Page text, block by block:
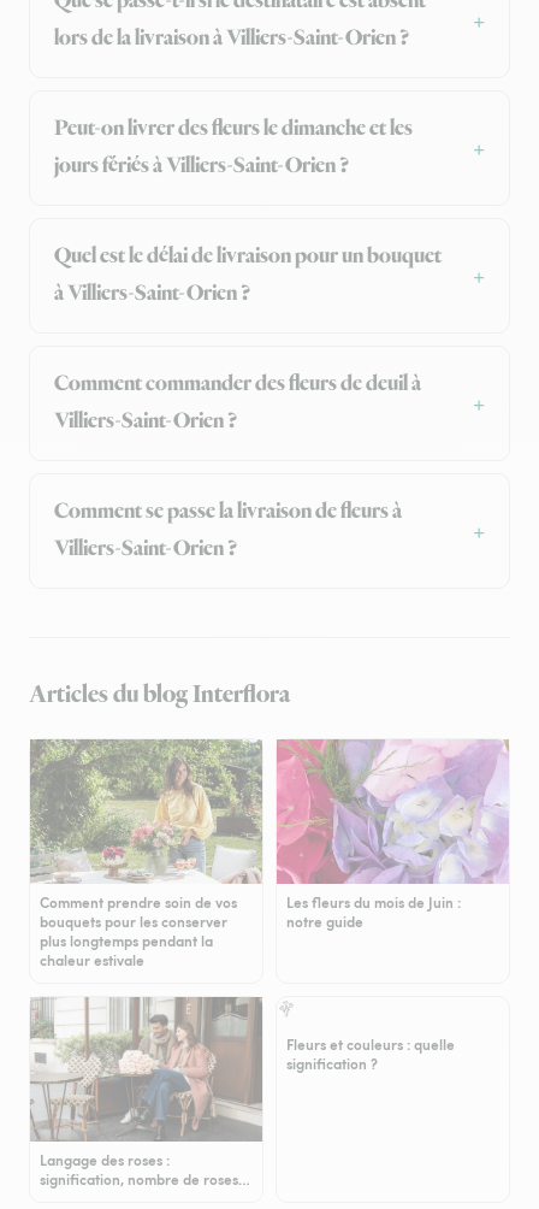
lors de la livraison à Villiers-Saint-Orien ?
Peut-on livrer des fleurs le dimanche et les
jours fériés à Villiers-Saint-Orien ?
Quel est le délai de livraison pour un bouquet
à Villiers-Saint-Orien ?
Comment commander des fleurs de deuil à
Villiers-Saint-Orien ?
Comment se passe la livraison de fleurs à
Villiers-Saint-Orien ?
Articles du blog Interflora
Comment prendre soin de vos
bouquets pour les conserver
plus longtemps pendant la
chaleur estivale
Les fleurs du mois de Juin :
notre guide
Langage des roses :
signification, nombre de roses…
Fleurs et couleurs : quelle
signification ?